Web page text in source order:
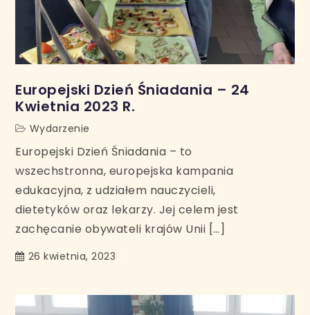
Europejski Dzień Śniadania – 24
Kwietnia 2023 R.
Wydarzenie
Europejski Dzień Śniadania – to
wszechstronna, europejska kampania
edukacyjna, z udziałem nauczycieli,
dietetyków oraz lekarzy. Jej celem jest
zachęcanie obywateli krajów Unii […]
26 kwietnia, 2023